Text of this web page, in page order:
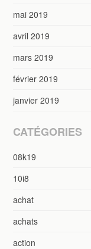
mai 2019
avril 2019
mars 2019
février 2019
janvier 2019
CATÉGORIES
08k19
10i8
achat
achats
action